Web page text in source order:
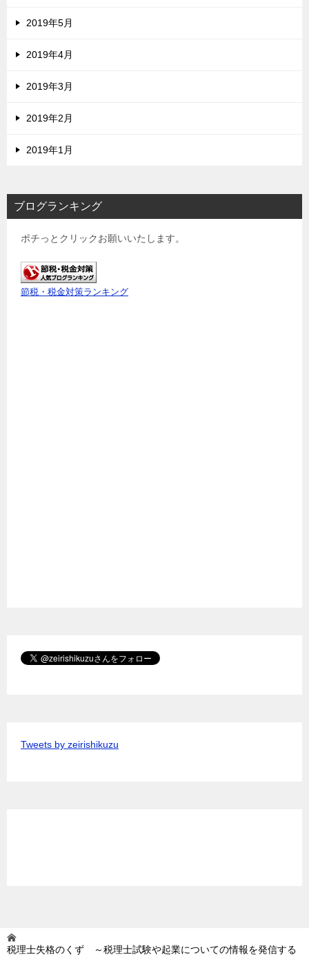
2019年5月
2019年4月
2019年3月
2019年2月
2019年1月
ブログランキング
ポチっとクリックお願いいたします。
節税・税金対策ランキング
Tweets by zeirishikuzu
税理士失格のくず ～税理士試験や起業についての情報を発信する